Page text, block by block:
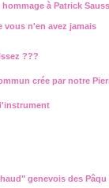
à Patrick
vous n'en avez jamais
???
crée par notre
genevois des Pâqu